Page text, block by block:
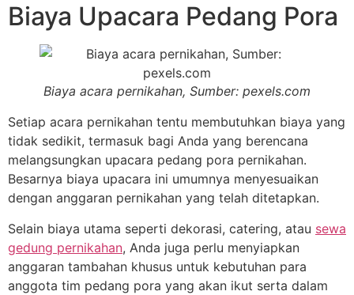
Biaya Upacara Pedang Pora
Biaya acara pernikahan, Sumber: pexels.com
Setiap acara pernikahan tentu membutuhkan biaya yang
tidak sedikit, termasuk bagi Anda yang berencana
melangsungkan upacara pedang pora pernikahan.
Besarnya biaya upacara ini umumnya menyesuaikan
dengan anggaran pernikahan yang telah ditetapkan.
Selain biaya utama seperti dekorasi, catering, atau sewa
gedung pernikahan, Anda juga perlu menyiapkan
anggaran tambahan khusus untuk kebutuhan para
anggota tim pedang pora yang akan ikut serta dalam